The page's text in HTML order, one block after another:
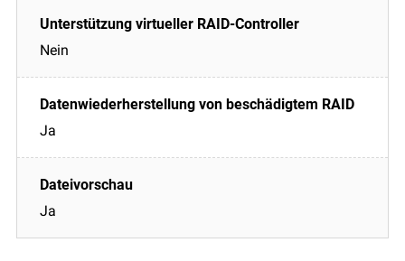
Nein
Ja
Ja